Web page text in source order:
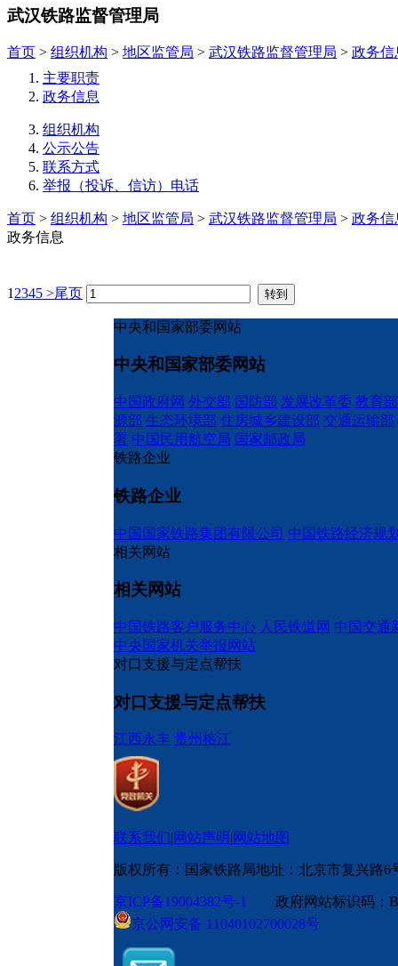
武汉铁路监督管理局
首页 > 组织机构 > 地区监管局 > 武汉铁路监督管理局 > 政务信
主要职责
政务信息
组织机构
公示公告
联系方式
举报（投诉、信访）电话
首页 > 组织机构 > 地区监管局 > 武汉铁路监督管理局 > 政务信
政务信息
1 2345 >尾页
中央和国家部委网站
中央和国家部委网站
中国政府网 外交部 国防部 发展改革委 教育部
源部 生态环境部 住房城乡建设部 交通运输部
署 中国民用航空局 国家邮政局
铁路企业
铁路企业
中国国家铁路集团有限公司 中国铁路经济规
相关网站
相关网站
中国铁路客户服务中心 人民铁道网 中国交通
中央国家机关举报网站
对口支援与定点帮扶
对口支援与定点帮扶
江西永丰 贵州榕江
联系我们 网站声明 网站地图
版权所有：国家铁路局地址：北京市复兴路6
京ICP备19004382号-1 政府网站标识码
京公网安备 11040102700028号